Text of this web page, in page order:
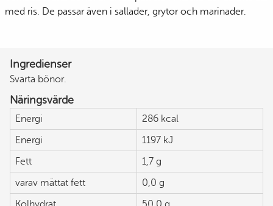
med ris. De passar även i sallader, grytor och marinader.
Ingredienser
Svarta bönor.
Näringsvärde
Energi
286 kcal
Energi
1197 kJ
Fett
1,7 g
varav mättat fett
0,0 g